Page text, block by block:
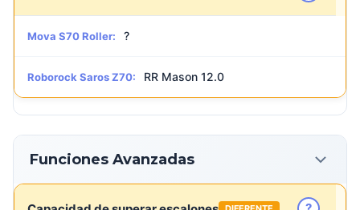
Mova S70 Roller: ?
Roborock Saros Z70: RR Mason 12.0
Funciones Avanzadas